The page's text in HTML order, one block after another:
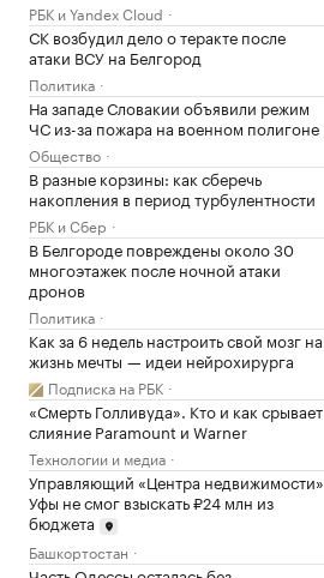
РБК и Yandex Cloud
СК возбудил дело о теракте после
атаки ВСУ на Белгород
Политика
На западе Словакии объявили режим
ЧС из-за пожара на военном полигоне
Общество
В разные корзины: как сберечь
накопления в период турбулентности
РБК и Сбер
В Белгороде повреждены около 30
многоэтажек после ночной атаки
дронов
Политика
Как за 6 недель настроить свой мозг на
жизнь мечты — идеи нейрохирурга
Подписка на РБК
«Смерть Голливуда». Кто и как срывает
слияние Paramount и Warner
Технологии и медиа
Управляющий «Центра недвижимости»
Уфы не смог взыскать ₽24 млн из
бюджета
Башкортостан